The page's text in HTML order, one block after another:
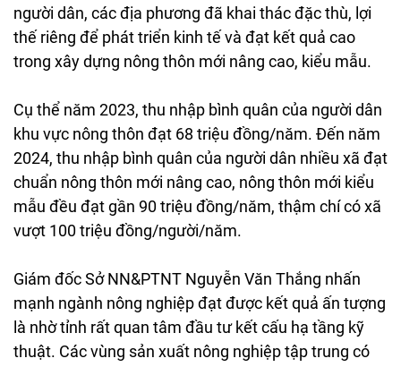
người dân, các địa phương đã khai thác đặc thù, lợi
thế riêng để phát triển kinh tế và đạt kết quả cao
trong xây dựng nông thôn mới nâng cao, kiểu mẫu.
Cụ thể năm 2023, thu nhập bình quân của người dân
khu vực nông thôn đạt 68 triệu đồng/năm. Đến năm
2024, thu nhập bình quân của người dân nhiều xã đạt
chuẩn nông thôn mới nâng cao, nông thôn mới kiểu
mẫu đều đạt gần 90 triệu đồng/năm, thậm chí có xã
vượt 100 triệu đồng/người/năm.
Giám đốc Sở NN&PTNT Nguyễn Văn Thắng nhấn
mạnh ngành nông nghiệp đạt được kết quả ấn tượng
là nhờ tỉnh rất quan tâm đầu tư kết cấu hạ tầng kỹ
thuật. Các vùng sản xuất nông nghiệp tập trung có